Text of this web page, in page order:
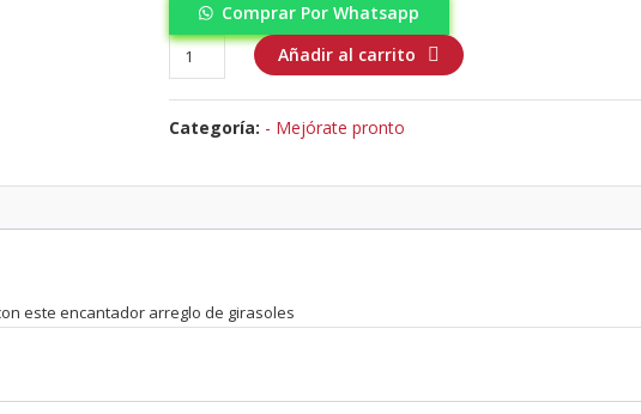
Comprar Por Whatsapp
Mejórate
Pronto-
Buchón
Feliz
cantidad
Añadir al carrito
Categoría: - Mejórate pronto
este encantador arreglo de girasoles